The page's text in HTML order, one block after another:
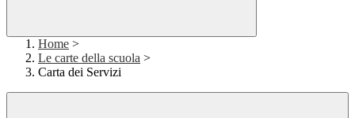
Home >
Le carte della scuola >
Carta dei Servizi